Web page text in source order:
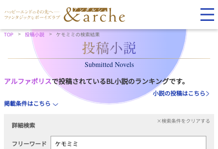
TOP 投稿小説 ケモミミの検索結果
Submitted Novels
アルファポリスで投稿されているBL小説のランキングです。
小説の投稿はこちら
掲載条件はこちら
詳細検索
×検索条件をクリアする
フリーワード